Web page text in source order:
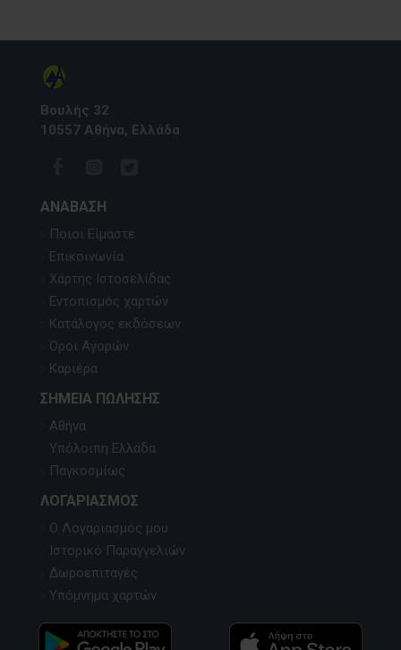
Βουλής 32
10557 Αθήνα, Ελλάδα
ΑΝΆΒΑΣΗ
Ποιοι Είμαστε
Επικοινωνία
Χάρτης Ιστοσελίδας
Εντοπισμός χαρτών
Κατάλογος εκδόσεων
Όροι Αγορών
Καριέρα
ΣΗΜΕΊΑ ΠΏΛΗΣΗΣ
Αθήνα
Υπόλοιπη Ελλάδα
Παγκοσμίως
ΛΟΓΑΡΙΑΣΜΌΣ
Ο Λογαριασμός μου
Ιστορικό Παραγγελιών
Δωροεπιταγές
Υπόμνημα χαρτών